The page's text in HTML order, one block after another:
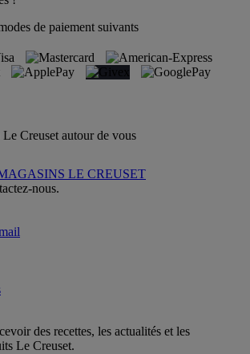
de paiement suivants
Creuset autour de vous
LE CREUSET
nous.
des recettes, les actualités et les
Le Creuset.